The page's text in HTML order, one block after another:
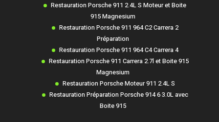
Restauration Porsche 911 2.4L S Moteur et Boite
915 Magnesium
Restauration Porsche 911 964 C2 Carrera 2
Préparation
Restauration Porsche 911 964 C4 Carrera 4
Restauration Porsche 911 Carrera 2.7l et Boite 915
Magnesium
Restauration Porsche Moteur 911 2.4L S
Restauration Préparation Porsche 914 6 3.0L avec
Boite 915